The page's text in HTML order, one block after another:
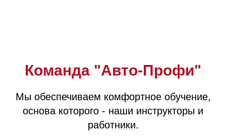
Команда "Авто-Профи"
Мы обеспечиваем комфортное обучение,
основа которого - наши инструкторы и
работники.